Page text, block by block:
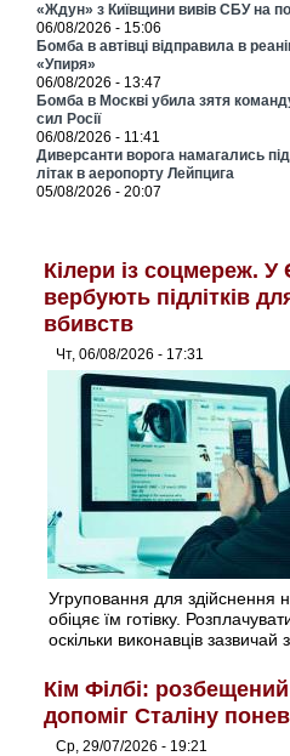
«Ждун» з Київщини вивів СБУ на
06/08/2026 - 15:06
Бомба в автівці відправила в
«Упиря»
06/08/2026 - 13:47
Бомба в Москві убила зятя
сил Росії
06/08/2026 - 11:41
Диверсанти ворога намагались
літак в аеропорту Лейпцига
05/08/2026 - 20:07
Кілери із соцмереж.
вербують підлітків
вбивств
Чт, 06/08/2026 - 17:31
Угруповання для здійснення
обіцяє їм готівку.
оскільки виконавців зазвичай
Кім Філбі:
допоміг Сталіну
Ср, 29/07/2026 - 19:21